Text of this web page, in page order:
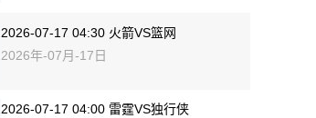
2026-07-17 04:30 火箭VS篮网
2026年-07月-17日
2026-07-17 04:00 雷霆VS独行侠